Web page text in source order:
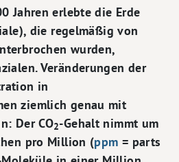
Jahren erlebte die Erde
die regelmäßig von
wurden,
Veränderungen der
in
ziemlich genau mit
Der CO2-Gehalt nimmt um
pro Million (ppm = parts